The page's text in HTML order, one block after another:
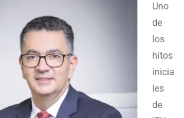
Uno
de
los
hitos
inicia
les
de